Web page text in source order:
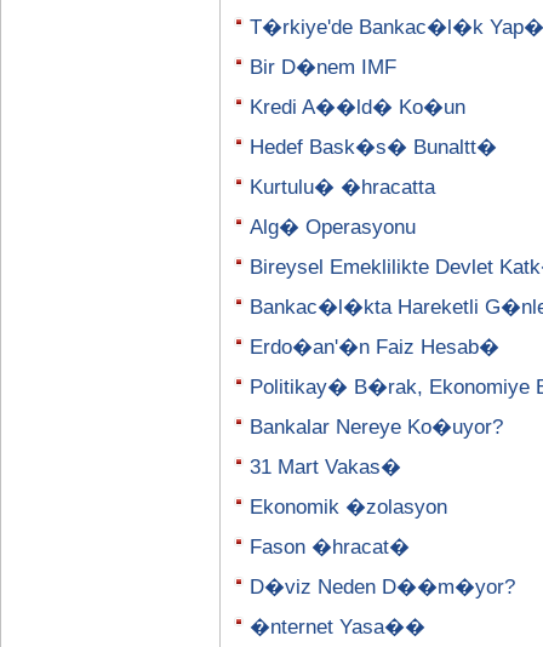
T�rkiye'de Bankac�l�k
Bir D�nem IMF
Kredi A��ld� Ko�un
Hedef Bask�s� Bunaltt�
Kurtulu� �hracatta
Alg� Operasyonu
Bireysel Emeklilikte Devlet
Bankac�l�kta Hareketli
Erdo�an'�n Faiz Hesab�
Politikay� B�rak, Ekonomiye
Bankalar Nereye Ko�uyor?
31 Mart Vakas�
Ekonomik �zolasyon
Fason �hracat�
D�viz Neden D��m�yor?
�nternet Yasa��